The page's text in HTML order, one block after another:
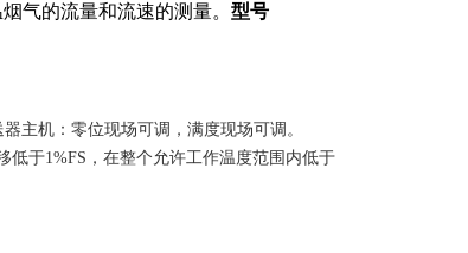
气的流量和流速的测量。 型号
主机：零位现场可调，满度现场可调。
低于1%FS，在整个允许工作温度范围内低于